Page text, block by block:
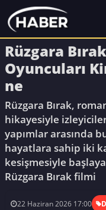
Rüzgara
Oyuncuları
ne
Rüzgara Bırak,
hikayesiyle
yapımlar arasında
hayatlara sahip iki
kesişmesiyle
Rüzgara Bırak filmi
22 Haziran 2026 17:00